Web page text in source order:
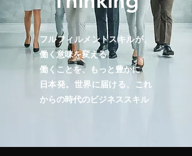
フルフィルメントスキルが、
働く意味を変える
働くことを、もっと豊かに
日本発。世界に届ける、これ
からの時代のビジネススキル